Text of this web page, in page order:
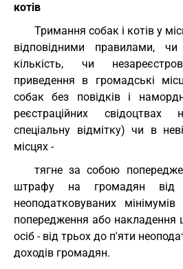
котів
Тримання собак і котів у
відповідними правилами,
кількість, чи
приведення в громадські
собак без повідків і
реєстраційних
спеціальну відмітку) чи в
місцях -
тягне за собою
штрафу на громадян
неоподатковуваних
попередження або накладення
осіб - від трьох до п'яти
доходів громадян.